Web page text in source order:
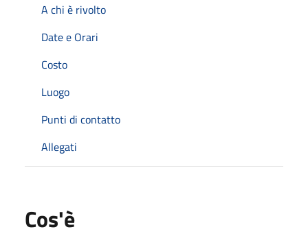
A chi è rivolto
Date e Orari
Costo
Luogo
Punti di contatto
Allegati
Cos'è